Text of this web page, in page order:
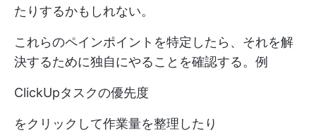
たりするかもしれない。
これらのペインポイントを特定したら、それを解
決するために独自にやることを確認する。例
ClickUpタスクの優先度
をクリックして作業量を整理したり